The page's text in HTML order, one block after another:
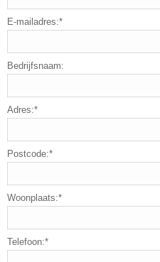
E-mailadres:*
Bedrijfsnaam:
Adres:*
Postcode:*
Woonplaats:*
Telefoon:*